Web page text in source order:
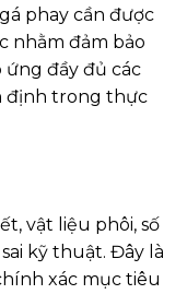
phay cần được
nhằm đảm bảo
ứng đầy đủ các
định trong thực
vật liệu phôi, số
kỹ thuật. Đây là
xác mục tiêu